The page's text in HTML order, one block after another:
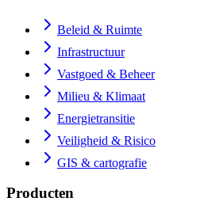
Beleid & Ruimte
Infrastructuur
Vastgoed & Beheer
Milieu & Klimaat
Energietransitie
Veiligheid & Risico
GIS & cartografie
Producten